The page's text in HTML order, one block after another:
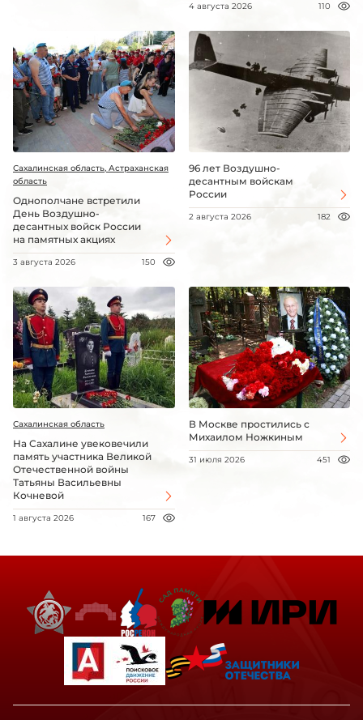
4 августа 2026 110
Сахалинская область, Астраханская
область
Однополчане встретили
День Воздушно-
десантных войск России
на памятных акциях
3 августа 2026 150
96 лет Воздушно-
десантным войскам
России
2 августа 2026 182
Сахалинская область
На Сахалине увековечили
память участника Великой
Отечественной войны
Татьяны Васильевны
Кочневой
1 августа 2026 167
В Москве простились с
Михаилом Ножкиным
31 июля 2026 451